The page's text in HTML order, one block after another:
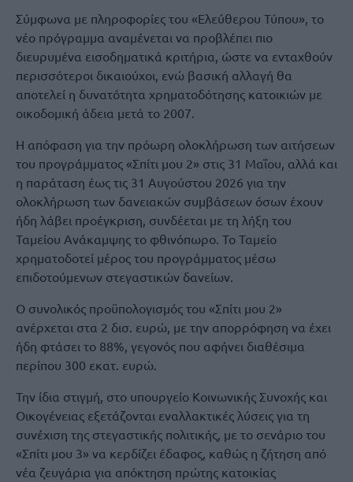
Σύμφωνα με πληροφορίες του «Ελεύθερου Τύπου», το
νέο πρόγραμμα αναμένεται να προβλέπει πιο
διευρυμένα εισοδηματικά κριτήρια, ώστε να ενταχθούν
περισσότεροι δικαιούχοι, ενώ βασική αλλαγή θα
αποτελεί η δυνατότητα χρηματοδότησης κατοικιών με
οικοδομική άδεια μετά το 2007.
Η απόφαση για την πρόωρη ολοκλήρωση των αιτήσεων
του προγράμματος «Σπίτι μου 2» στις 31 Μαΐου, αλλά και
η παράταση έως τις 31 Αυγούστου 2026 για την
ολοκλήρωση των δανειακών συμβάσεων όσων έχουν
ήδη λάβει προέγκριση, συνδέεται με τη λήξη του
Ταμείου Ανάκαμψης το φθινόπωρο. Το Ταμείο
χρηματοδοτεί μέρος του προγράμματος μέσω
επιδοτούμενων στεγαστικών δανείων.
Ο συνολικός προϋπολογισμός του «Σπίτι μου 2»
ανέρχεται στα 2 δισ. ευρώ, με την απορρόφηση να έχει
ήδη φτάσει το 88%, γεγονός που αφήνει διαθέσιμα
περίπου 300 εκατ. ευρώ.
Την ίδια στιγμή, στο υπουργείο Κοινωνικής Συνοχής και
Οικογένειας εξετάζονται εναλλακτικές λύσεις για τη
συνέχιση της στεγαστικής πολιτικής, με το σενάριο του
«Σπίτι μου 3» να κερδίζει έδαφος, καθώς η ζήτηση από
νέα ζευγάρια για απόκτηση πρώτης κατοικίας